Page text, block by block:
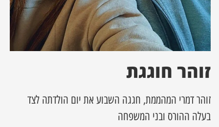
מסע מלחמה
השבוע
מקומית
זוהר חוגגת
זוהר דמרי המהממת, חגגה השבוע את יום הולדתה לצד
בעלה ההורס ובני המשפחה